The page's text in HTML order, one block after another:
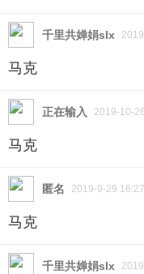
你近来可常有怪梦缠
“你是哪里来的江
仙掏出一块碎银子扔
疑，你家中只怕不太
“今天怪了，有个
千里共婵娟slx
马克
正在输入 2019-10-
马克
匿名 2019-9-29 16:27
马克
千里共婵娟slx